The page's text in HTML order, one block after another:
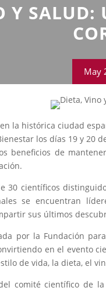
Y SALUD:
May
la histórica ciudad
los días 19 y
beneficios de
30 científicos
se encuentran
sus últimos
por la Fundación
en el evento
de vida, la dieta, el
comité científico de